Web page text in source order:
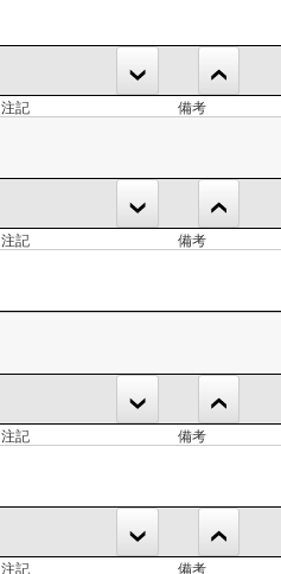
注記 備考
注記 備考
注記 備考
注記 備考